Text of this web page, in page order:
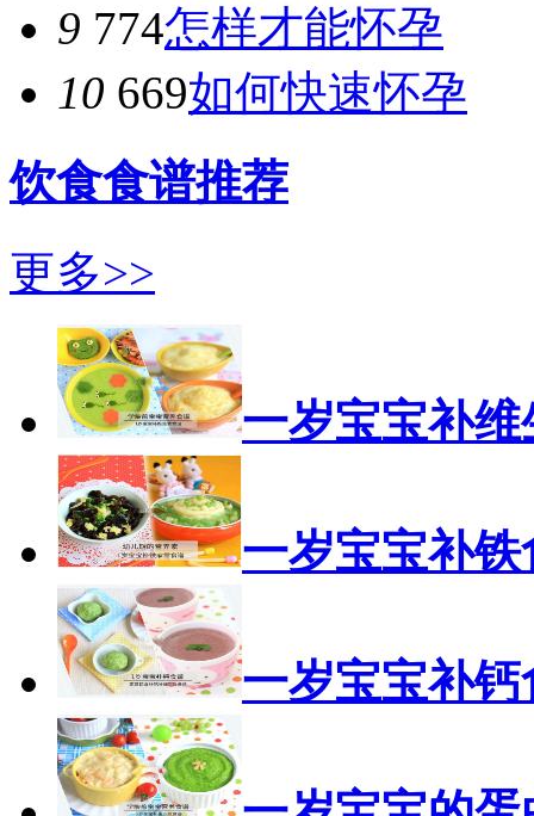
9 774怎样才能怀孕
10 669如何快速怀孕
饮食食谱推荐
更多>>
一岁宝宝补
一岁宝宝补铁
一岁宝宝补钙